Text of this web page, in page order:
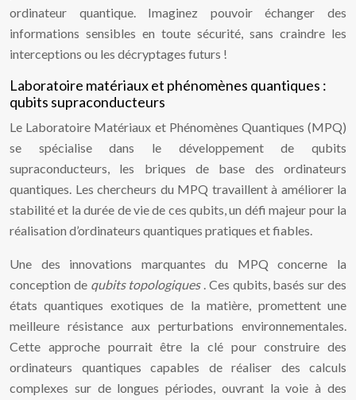
ordinateur quantique. Imaginez pouvoir échanger des
informations sensibles en toute sécurité, sans craindre les
interceptions ou les décryptages futurs !
Laboratoire matériaux et phénomènes quantiques :
qubits supraconducteurs
Le Laboratoire Matériaux et Phénomènes Quantiques (MPQ)
se spécialise dans le développement de qubits
supraconducteurs, les briques de base des ordinateurs
quantiques. Les chercheurs du MPQ travaillent à améliorer la
stabilité et la durée de vie de ces qubits, un défi majeur pour la
réalisation d’ordinateurs quantiques pratiques et fiables.
Une des innovations marquantes du MPQ concerne la
conception de qubits topologiques . Ces qubits, basés sur des
états quantiques exotiques de la matière, promettent une
meilleure résistance aux perturbations environnementales.
Cette approche pourrait être la clé pour construire des
ordinateurs quantiques capables de réaliser des calculs
complexes sur de longues périodes, ouvrant la voie à des